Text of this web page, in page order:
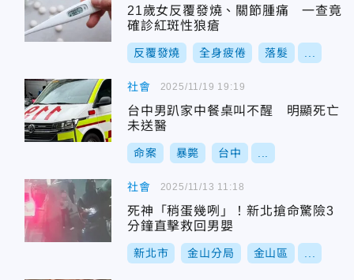
21歲女反覆發燒、關節腫痛 一查竟
確診紅斑性狼瘡
反覆發燒 全身疲倦 落髮
社會
台中男趴家中餐桌叫不醒 明顯死亡
未送醫
命案 暴斃 台中
2025/11/19 19:19
社會
死神「稍蛋幾咧」！新北搶命驚險3
分鐘直擊救回男嬰
新北市 金山分局 金山區
2025/11/13 11:18